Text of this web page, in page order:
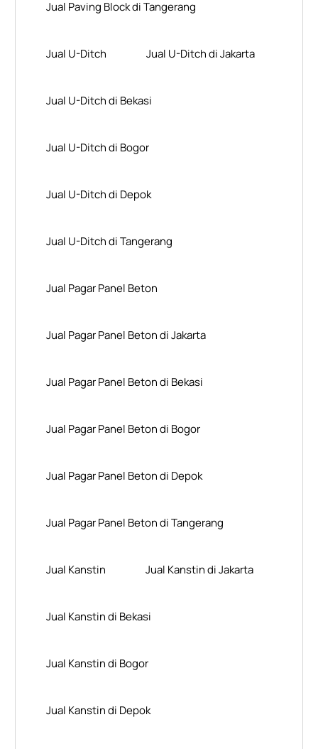
Jual Paving Block di Tangerang
Jual U-Ditch Jual U-Ditch di Jakarta
Jual U-Ditch di Bekasi
Jual U-Ditch di Bogor
Jual U-Ditch di Depok
Jual U-Ditch di Tangerang
Jual Pagar Panel Beton
Jual Pagar Panel Beton di Jakarta
Jual Pagar Panel Beton di Bekasi
Jual Pagar Panel Beton di Bogor
Jual Pagar Panel Beton di Depok
Jual Pagar Panel Beton di Tangerang
Jual Kanstin Jual Kanstin di Jakarta
Jual Kanstin di Bekasi
Jual Kanstin di Bogor
Jual Kanstin di Depok